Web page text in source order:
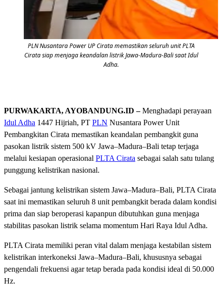
PLN Nusantara Power UP Cirata memastikan seluruh unit PLTA
Cirata siap menjaga keandalan listrik Jawa-Madura-Bali saat Idul
Adha.
PURWAKARTA, AYOBANDUNG.ID –Menghadapi perayaan
Idul Adha 1447 Hijriah, PT PLN Nusantara Power Unit
Pembangkitan Cirata memastikan keandalan pembangkit guna
pasokan listrik sistem 500 kV Jawa–Madura–Bali tetap terjaga
melalui kesiapan operasional PLTA Cirata sebagai salah satu tulang
punggung kelistrikan nasional.
Sebagai jantung kelistrikan sistem Jawa–Madura–Bali, PLTA Cirata
saat ini memastikan seluruh 8 unit pembangkit berada dalam kondisi
prima dan siap beroperasi kapanpun dibutuhkan guna menjaga
stabilitas pasokan listrik selama momentum Hari Raya Idul Adha.
PLTA Cirata memiliki peran vital dalam menjaga kestabilan sistem
kelistrikan interkoneksi Jawa–Madura–Bali, khususnya sebagai
pengendali frekuensi agar tetap berada pada kondisi ideal di 50.000
Hz.